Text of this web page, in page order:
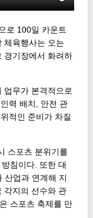
로 100일 카운트
체육행사는 오는
경기장에서 화려하
업무가 본격적으로
력 배치, 안전 관
적인 준비가 차질
스포츠 분위기를
침이다. 또한 대
산업과 연계해 지
각지의 선수와 관
스포츠 축제를 만